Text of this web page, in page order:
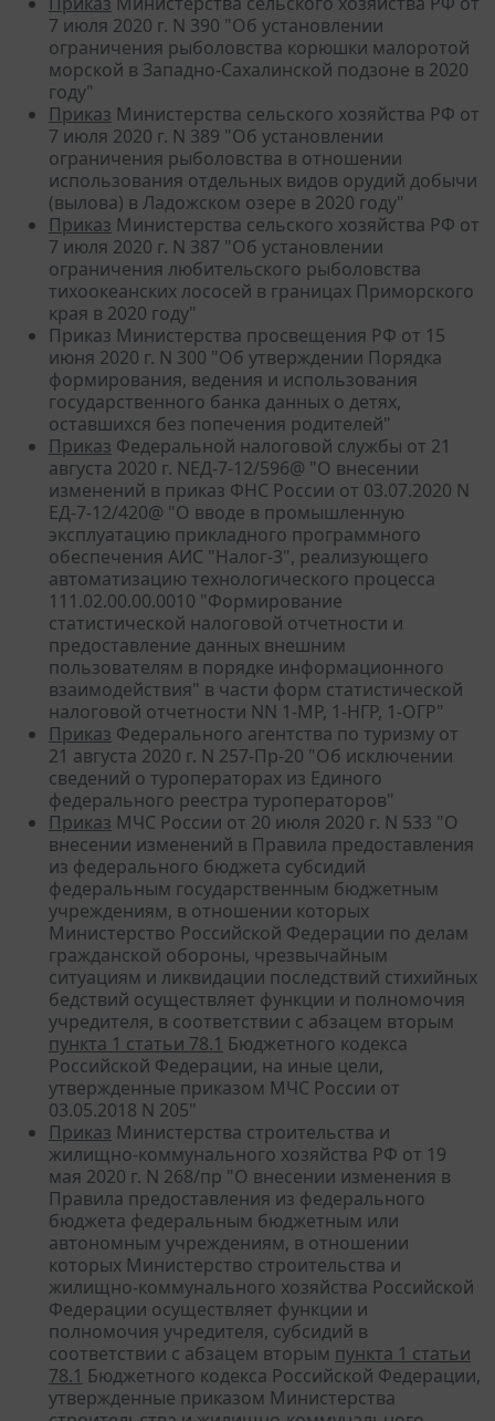
7 июля 2020 г. N 390 "Об установлении
ограничения рыболовства корюшки малоротой
морской в Западно-Сахалинской подзоне в 2020
году"
Приказ Министерства сельского хозяйства РФ от
7 июля 2020 г. N 389 "Об установлении
ограничения рыболовства в отношении
использования отдельных видов орудий добычи
(вылова) в Ладожском озере в 2020 году"
Приказ Министерства сельского хозяйства РФ от
7 июля 2020 г. N 387 "Об установлении
ограничения любительского рыболовства
тихоокеанских лососей в границах Приморского
края в 2020 году"
Приказ Министерства просвещения РФ от 15
июня 2020 г. N 300 "Об утверждении Порядка
формирования, ведения и использования
государственного банка данных о детях,
оставшихся без попечения родителей"
Приказ Федеральной налоговой службы от 21
августа 2020 г. NЕД-7-12/596@ "О внесении
изменений в приказ ФНС России от 03.07.2020 N
ЕД-7-12/420@ "О вводе в промышленную
эксплуатацию прикладного программного
обеспечения АИС "Налог-3", реализующего
автоматизацию технологического процесса
111.02.00.00.0010 "Формирование
статистической налоговой отчетности и
предоставление данных внешним
пользователям в порядке информационного
взаимодействия" в части форм статистической
налоговой отчетности NN 1-МР, 1-НГР, 1-ОГР"
Приказ Федерального агентства по туризму от
21 августа 2020 г. N 257-Пр-20 "Об исключении
сведений о туроператорах из Единого
федерального реестра туроператоров"
Приказ МЧС России от 20 июля 2020 г. N 533 "О
внесении изменений в Правила предоставления
из федерального бюджета субсидий
федеральным государственным бюджетным
учреждениям, в отношении которых
Министерство Российской Федерации по делам
гражданской обороны, чрезвычайным
ситуациям и ликвидации последствий стихийных
бедствий осуществляет функции и полномочия
учредителя, в соответствии с абзацем вторым
пункта 1 статьи 78.1 Бюджетного кодекса
Российской Федерации, на иные цели,
утвержденные приказом МЧС России от
03.05.2018 N 205"
Приказ Министерства строительства и
жилищно-коммунального хозяйства РФ от 19
мая 2020 г. N 268/пр "О внесении изменения в
Правила предоставления из федерального
бюджета федеральным бюджетным или
автономным учреждениям, в отношении
которых Министерство строительства и
жилищно-коммунального хозяйства Российской
Федерации осуществляет функции и
полномочия учредителя, субсидий в
соответствии с абзацем вторым пункта 1 статьи
78.1 Бюджетного кодекса Российской Федерации,
утвержденные приказом Министерства